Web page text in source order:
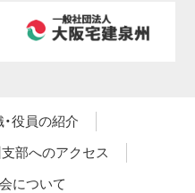
役員の紹介
部へのアクセス
について